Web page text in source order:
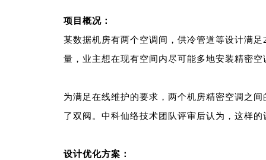
项目概况：
某数据机房有两个空调间，供冷管道等设计满
量，业主想在现有空间内尽可能多地安装精密
为满足在线维护的要求，两个机房精密空调之
了双阀。中科仙络技术团队评审后认为，这样
设计优化方案：